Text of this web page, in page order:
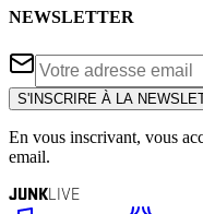
NEWSLETTER
S'INSCRIRE À LA
En vous inscrivant, vous
email.
JUNKLIVE